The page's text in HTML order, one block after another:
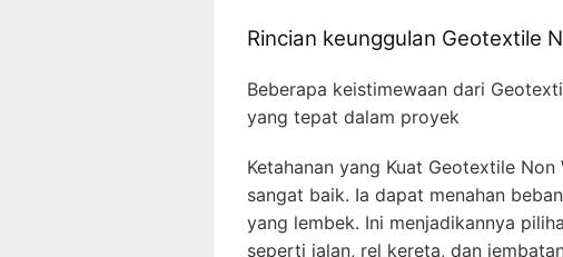
Rincian keunggulan Geotextile
Beberapa keistimewaan dari
yang tepat dalam proyek
Ketahanan yang Kuat Geotextile
sangat baik. Ia dapat menahan
yang lembek. Ini menjadikannya
seperti jalan, rel kereta, dan